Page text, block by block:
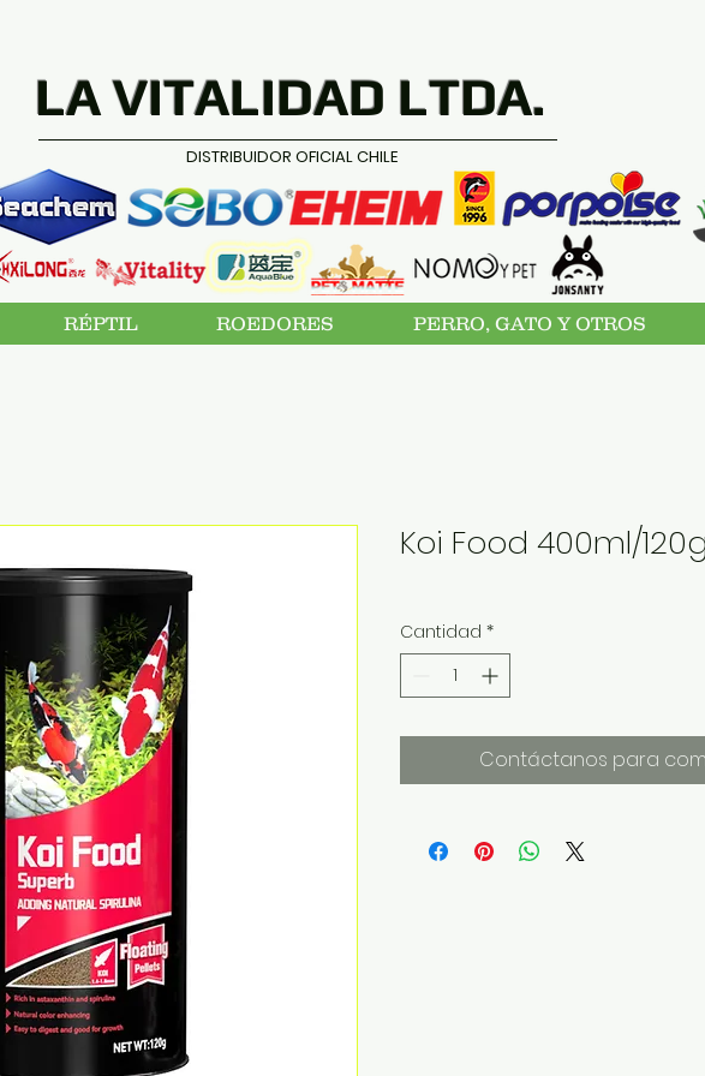
LA VITALIDAD LTDA.
DISTRIBUIDOR OFICIAL CHILE
RÉPTIL ROEDORES PERRO, GATO Y OTROS
Koi Food 400ml/120g
Cantidad *
Contáctanos para